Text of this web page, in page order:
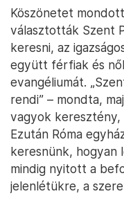
Köszönetet
választották Szent
keresni, az
együtt férfiak és
evangéliumát.
rendi” – mondta,
vagyok
Ezután Róma
keresnünk, hogyan
mindig nyitott a
jelenlétükre, a